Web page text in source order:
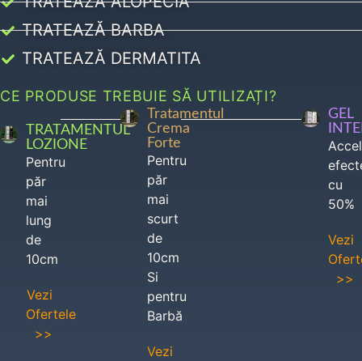
TRATEAZĂ BARBA
TRATEAZĂ DERMATITA
CE PRODUSE TREBUIE SĂ UTILIZAȚI?
TRATAMENTUL
LOZIONE
Pentru
păr
mai
lung
de
10cm
Vezi
Ofertele
>>
Tratamentul
Crema
Forte
Pentru
păr
mai
scurt
de
10cm
Si
pentru
Barbă
Vezi
GEL
cu
50%
Vezi
>>